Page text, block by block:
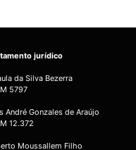
jurídico
da Silva Bezerra
5797
André Gonzales de Araújo
12.372
Moussallem Filho